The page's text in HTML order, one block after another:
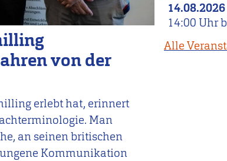
von der
erlebt hat, erinnert
Man
an seinen britischen
Kommunikation
14.08.2026
14:00 Uhr
Alle